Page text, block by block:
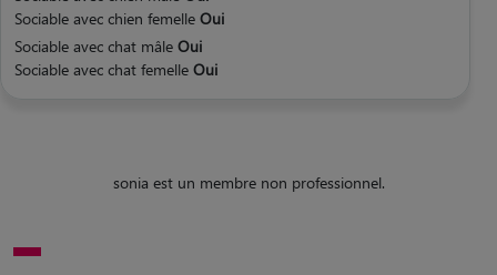
Sociable avec chien femelle Oui
Sociable avec chat mâle Oui
Sociable avec chat femelle Oui
sonia est un membre non professionnel.